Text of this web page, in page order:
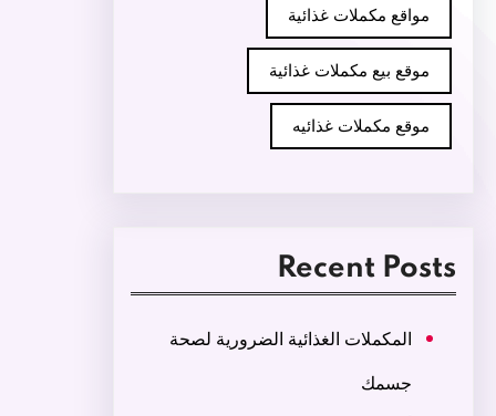
مواقع مكملات غذائية
موقع بيع مكملات غذائية
موقع مكملات غذائيه
Recent Posts
المكملات الغذائية الضرورية لصحة
جسمك